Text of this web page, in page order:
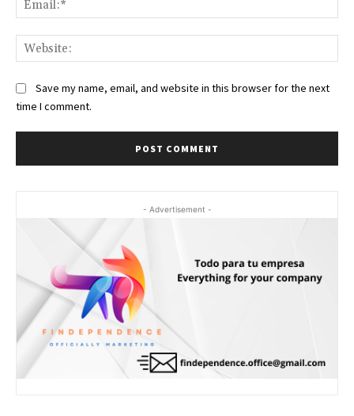
Save my name, email, and website in this browser for the next
time I comment.
- Advertisement -